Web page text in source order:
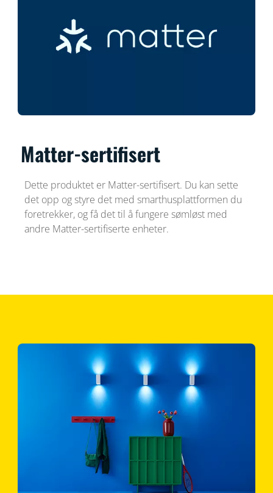
Matter-sertifisert
Dette produktet er Matter-sertifisert. Du kan sette
det opp og styre det med smarthusplattformen du
foretrekker, og få det til å fungere sømløst med
andre Matter-sertifiserte enheter.